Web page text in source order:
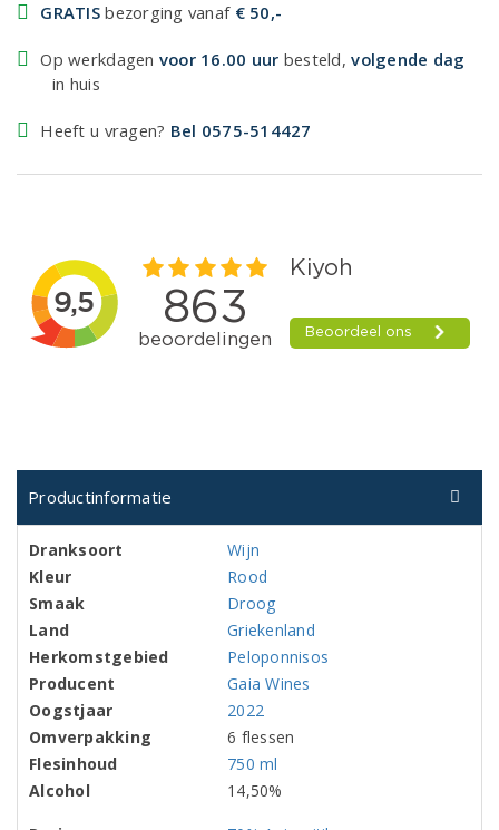
GRATIS bezorging vanaf € 50,-
Op werkdagen voor 16.00 uur besteld,volgende dag
in huis
Heeft u vragen? Bel 0575-514427
Productinformatie
Dranksoort
Wijn
Kleur
Rood
Smaak
Droog
Land
Griekenland
Herkomstgebied
Peloponnisos
Producent
Gaia Wines
Oogstjaar
2022
Omverpakking
6 flessen
Flesinhoud
750 ml
Alcohol
14,50%